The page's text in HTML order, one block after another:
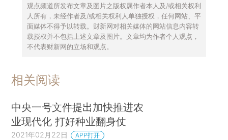
观点频道所发布文章及图片之版权属作者本人及/或相关权利
人所有，未经作者及/或相关权利人单独授权，任何网站、平
面媒体不得予以转载。财新网对相关媒体的网站信息内容转
载授权并不包括上述文章及图片。文章均为作者个人观点，
不代表财新网的立场和观点。
相关阅读
中央一号文件提出加快推进农
业现代化 打好种业翻身仗
2021年02月22日 APP打开